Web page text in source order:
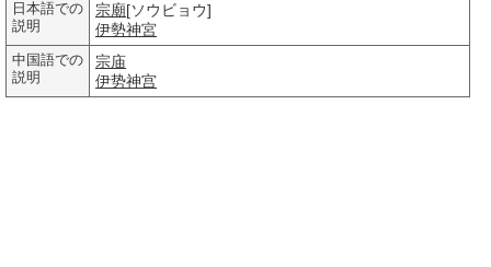
日本語での
説明
宗廟[ソウビョウ]
伊勢神宮
中国語での
説明
宗庙
伊势神宫